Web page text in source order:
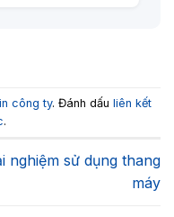
công ty. Đánh dấu liên kết
.
nghiệm sử dụng thang
máy